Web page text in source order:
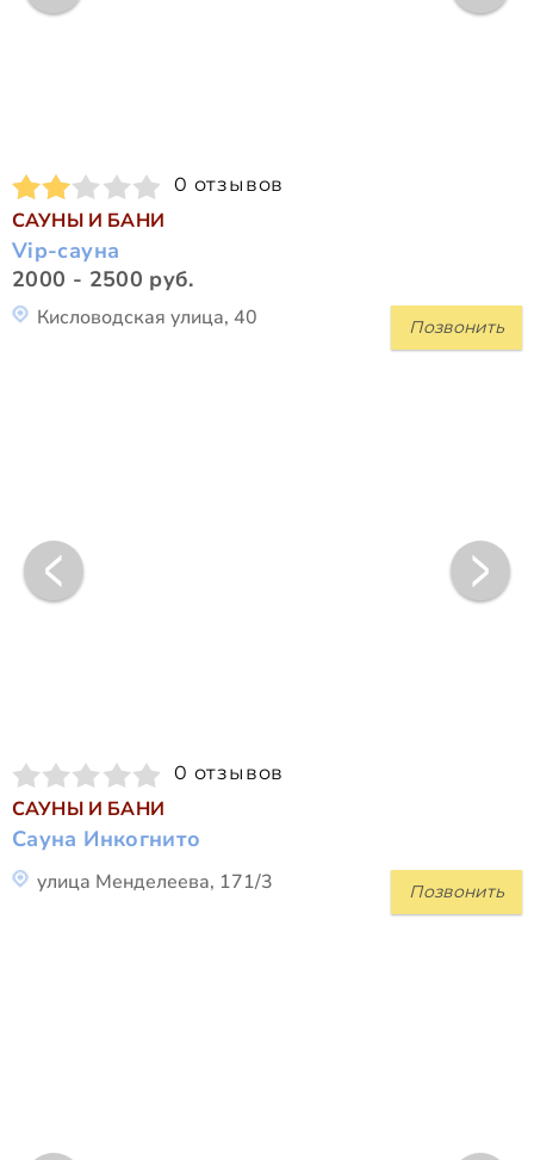
0 отзывов
САУНЫ И БАНИ
Vip-сауна
2000 - 2500 руб.
Позвонить
Кисловодская улица, 40
0 отзывов
САУНЫ И БАНИ
Сауна Инкогнито
Позвонить
улица Менделеева, 171/3